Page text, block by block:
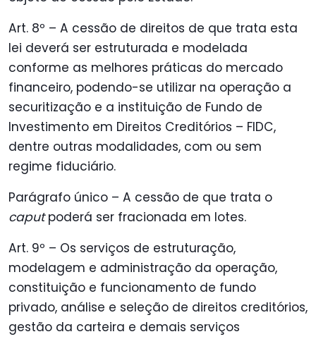
Art. 8º – A cessão de direitos de que trata esta
lei deverá ser estruturada e modelada
conforme as melhores práticas do mercado
financeiro, podendo-se utilizar na operação a
securitização e a instituição de Fundo de
Investimento em Direitos Creditórios – FIDC,
dentre outras modalidades, com ou sem
regime fiduciário.
Parágrafo único – A cessão de que trata o
caputpoderá ser fracionada em lotes.
Art. 9º – Os serviços de estruturação,
modelagem e administração da operação,
constituição e funcionamento de fundo
privado, análise e seleção de direitos creditórios,
gestão da carteira e demais serviços